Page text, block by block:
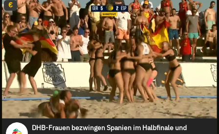
€
DHB-Frauen bezwingen Spanien im Halbfinale und